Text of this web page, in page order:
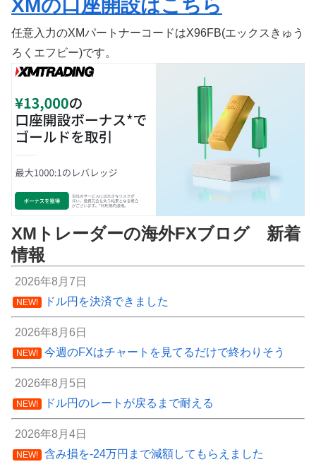
XMの口座開設はこちら
任意入力のXMパートナーコードはX96FB(エックスきゅう
ろくエフビー)です。
XMトレーダーの海外FXブログ 新着
情報
2026年8月7日
NEW! ドル円を決済できました
2026年8月6日
NEW! 今週のFXはチャートを見てるだけで終わりそう
2026年8月5日
NEW! ドル円のレートが戻るまで耐える
2026年8月4日
NEW! 含み損を-24万円まで減額してもらえました